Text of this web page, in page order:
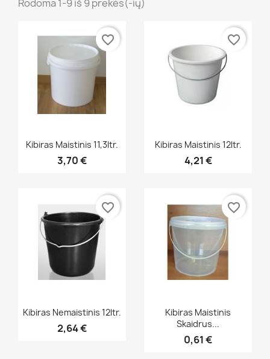
Rodoma 1-9 iš 9 prekės(-ių)
Greita peržiūra
Kibiras Maistinis 11,3ltr.
3,70 €
favorite_border
Greita peržiūra
Kibiras Maistinis 12ltr.
4,21 €
favorite_border
Greita peržiūra
Kibiras Nemaistinis 12ltr.
2,64 €
favorite_border
Greita peržiūra
Kibiras Maistinis
Skaidrus...
0,61 €
favorite_border